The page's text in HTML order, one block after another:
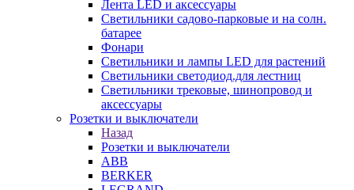
Лента LED и аксессуары
Светильники садово-парковые и на солн.
батарее
Фонари
Светильники и лампы LED для растений
Светильники светодиод.для лестниц
Светильники трековые, шинопровод и
аксессуары
Розетки и выключатели
Назад
Розетки и выключатели
ABB
BERKER